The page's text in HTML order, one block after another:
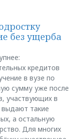
без ущерба
кредитов
в вузе по
сумму уже после
участвующих в
такие
а остальную
Для многих